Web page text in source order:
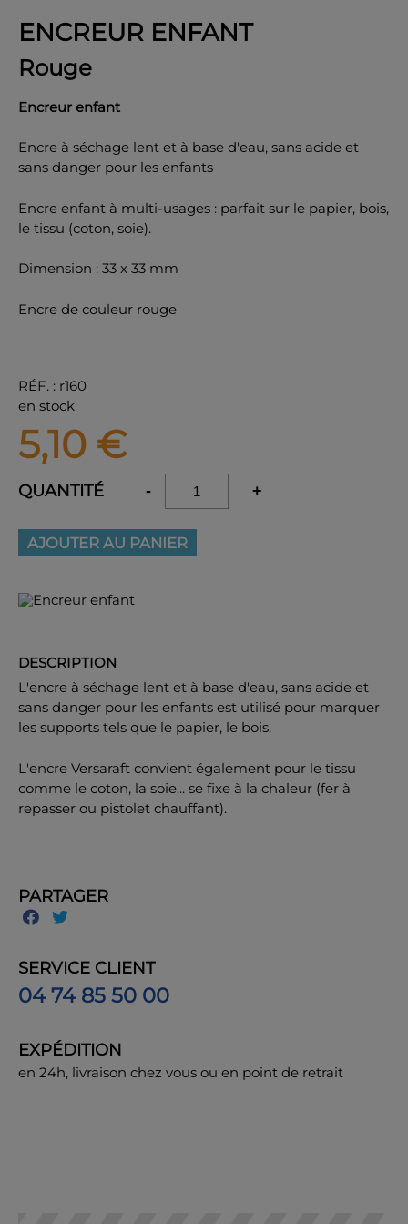
ENCREUR ENFANT
Rouge
Encreur enfant
Encre à séchage lent et à base d'eau, sans acide et
sans danger pour les enfants
Encre enfant à multi-usages : parfait sur le papier, bois,
le tissu (coton, soie).
Dimension : 33 x 33 mm
Encre de couleur rouge
RÉF. : r160
en stock
5,10 €
QUANTITÉ - +
AJOUTER AU PANIER
DESCRIPTION
L'encre à séchage lent et à base d'eau, sans acide et
sans danger pour les enfants est utilisé pour marquer
les supports tels que le papier, le bois.
L'encre Versaraft convient également pour le tissu
comme le coton, la soie... se fixe à la chaleur (fer à
repasser ou pistolet chauffant).
PARTAGER
SERVICE CLIENT
04 74 85 50 00
EXPÉDITION
en 24h, livraison chez vous ou en point de retrait
OK